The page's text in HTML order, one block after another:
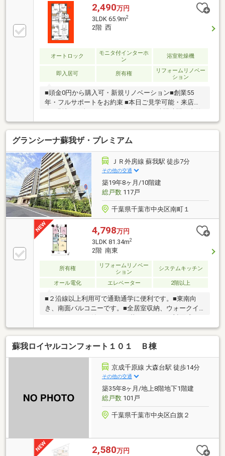
インテリアプランが考えやすいワイドなリビング■お
子様のお留守番にも安心、訪問者を確認できるＴＶモ
ニタ・インタホン付き□全居室収納付きで「自分の物
は自分でしまう」が自然に身に付く間取り■浴室には
浴室乾燥機つき、湿気を排しカビ防止に大活躍。冬季
のヒートショック緩和に
2,490万円
3LDK 65.9m2
2階 西
オートロック
モニタ付インターホ
ン
浴室乾燥機
即入居可 所有権
リフォームリノベー
ション
■頭金0円から購入可・新規リノベーション■創業55
年・フルサポートをお約束 ■本日ご見学可能・来店不
要■現地にて全てサポート致します■ □隙間時間で内覧
OK□
グランシーナ蘇我ザ・プレミアム
ＪＲ外房線 蘇我駅 徒歩7分
その他の交通
築19年8ヶ月/10階建
総戸数117戸
千葉県千葉市中央区南町１
4,798万円
3LDK 81.34m2
2階 南東
所有権
リフォームリノベー
ション
システムキッチン
オール電化 エレベーター 2階以上
■２沿線以上利用可で通勤通学に便利です。■東南向
き、南面バルコニーです。■全居室収納、ウォークイ
ンクローゼット付でスッキリ暮らせます。■対面式キ
ッチンで使いやすいです。■ＩＨクッキングヒータ
ー、食器洗乾燥機付で便利です。■浴室暖房付でバス
タイムを快適に過ごせます。■オール電化で地球にや
さしいエコ生活。■宅配ボックスがあり充実した共用
施設。■オートロックで安心です。■蘇我駅から徒歩7
分で通勤通学にはとても便利です。■LDK15畳以上。■
高速インターネット対応しています。資金計画、住宅
ローン等についてもお気軽にご相談ください。お問い
合わせ、お待ちしております。
蘇我ロイヤルコンフォート１０１ Ｂ棟
京成千原線 大森台駅 徒歩14分
その他の交通
築35年8ヶ月/地上8階地下1階建
総戸数101戸
千葉県千葉市中央区白旗２
2,580万円